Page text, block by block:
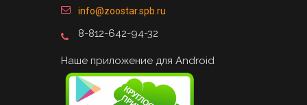
info@zoostar.spb.ru
8-812-642-94-32
Наше приложение для Android